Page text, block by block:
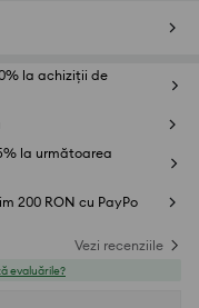
la achiziții de
la următoarea
200 RON cu PayPo
Vezi recenziile
evaluările?